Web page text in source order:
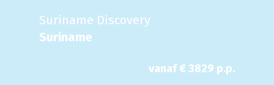
Suriname Discovery
Suriname
vanaf € 3829 p.p.